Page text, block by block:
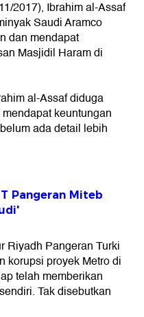
2017), Ibrahim al-Assaf
Saudi Aramco
dan mendapat
Masjidil Haram di
al-Assaf diduga
keuntungan
ada detail lebih
Pangeran Miteb
Riyadh Pangeran Turki
korupsi proyek Metro di
telah memberikan
Tak disebutkan